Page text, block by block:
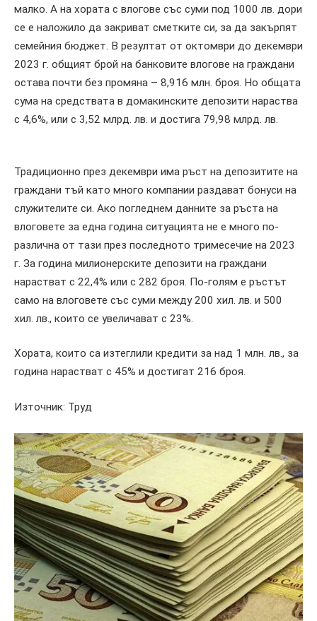
малко. А на хората с влогове със суми под 1000 лв. дори
се е наложило да закриват сметките си, за да закърпят
семейния бюджет. В резултат от октомври до декември
2023 г. общият брой на банковите влогове на граждани
остава почти без промяна – 8,916 млн. броя. Но общата
сума на средствата в домакинските депозити нараства
с 4,6%, или с 3,52 млрд. лв. и достига 79,98 млрд. лв.
Традиционно през декември има ръст на депозитите на
граждани тъй като много компании раздават бонуси на
служителите си. Ако погледнем данните за ръста на
влоговете за една година ситуацията не е много по-
различна от тази през последното тримесечие на 2023
г. За година милионерските депозити на граждани
нарастват с 22,4% или с 282 броя. По-голям е ръстът
само на влоговете със суми между 200 хил. лв. и 500
хил. лв., които се увеличават с 23%.
Хората, които са изтеглили кредити за над 1 млн. лв., за
година нарастват с 45% и достигат 216 броя.
Източник: Труд